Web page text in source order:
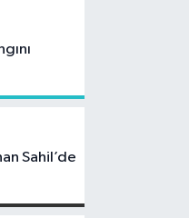
Sahil’de